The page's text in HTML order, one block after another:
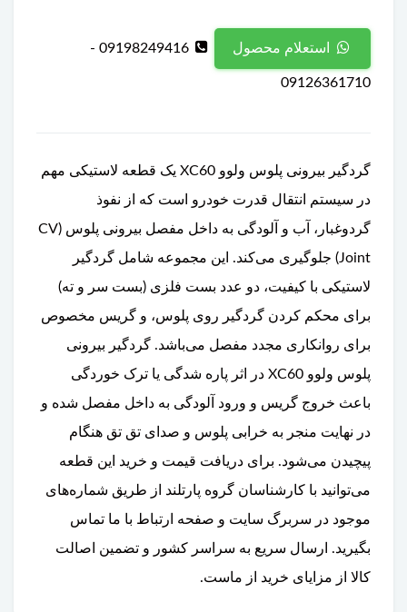
استعلام محصول 09198249416 -
09126361710
گردگیر بیرونی پلوس ولوو XC60 یک قطعه لاستیکی مهم
در سیستم انتقال قدرت خودرو است که از نفوذ
گردوغبار، آب و آلودگی به داخل مفصل بیرونی پلوس (CV
Joint) جلوگیری می‌کند. این مجموعه شامل گردگیر
لاستیکی با کیفیت، دو عدد بست فلزی (بست سر و ته)
برای محکم کردن گردگیر روی پلوس، و گریس مخصوص
برای روانکاری مجدد مفصل می‌باشد. گردگیر بیرونی
پلوس ولوو XC60 در اثر پاره شدگی یا ترک خوردگی
باعث خروج گریس و ورود آلودگی به داخل مفصل شده و
در نهایت منجر به خرابی پلوس و صدای تق تق هنگام
پیچیدن می‌شود. برای دریافت قیمت و خرید این قطعه
می‌توانید با کارشناسان گروه پارتلند از طریق شماره‌های
موجود در سربرگ سایت و صفحه ارتباط با ما تماس
بگیرید. ارسال سریع به سراسر کشور و تضمین اصالت
کالا از مزایای خرید از ماست.